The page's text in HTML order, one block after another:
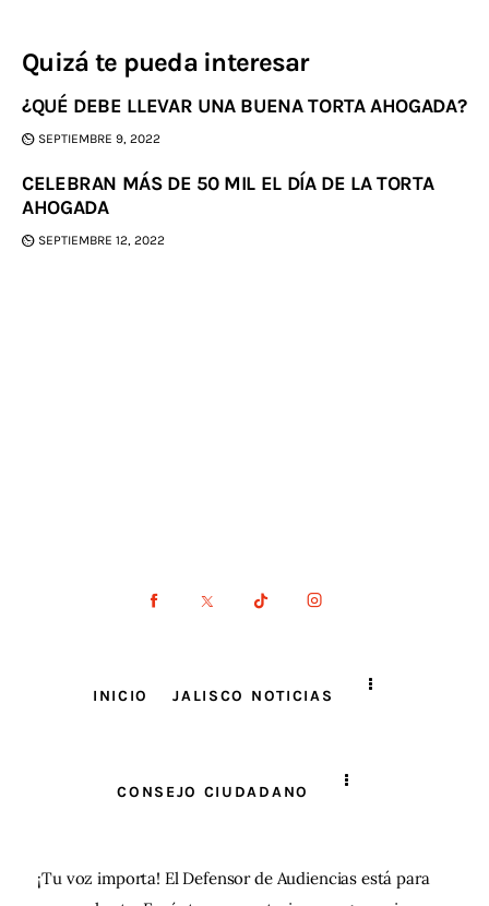
Quizá te pueda interesar
¿QUÉ DEBE LLEVAR UNA BUENA TORTA AHOGADA?
SEPTIEMBRE 9, 2022
CELEBRAN MÁS DE 50 MIL EL DÍA DE LA TORTA
AHOGADA
SEPTIEMBRE 12, 2022
INICIO JALISCO NOTICIAS
CONSEJO CIUDADANO
¡Tu voz importa! El Defensor de Audiencias está para